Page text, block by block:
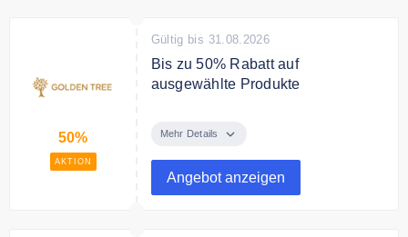
50%
AKTION
Gültig bis 31.08.2026
Bis zu 50% Rabatt auf
ausgewählte Produkte
ausgewählte Produkte von Golden
Mehr Details
Angebot anzeigen